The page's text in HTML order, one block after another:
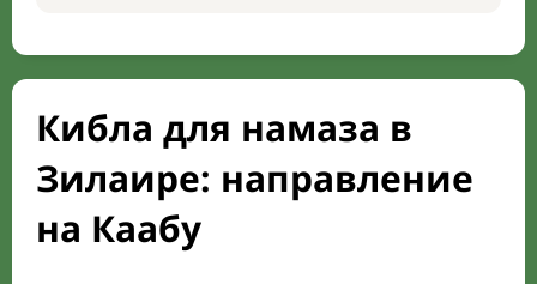
Кибла для намаза в
Зилаире: направление
на Каабу